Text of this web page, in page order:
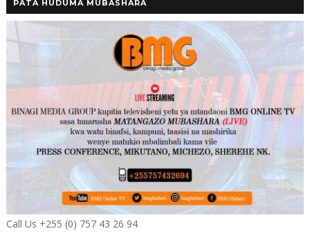
PATA HUDUMA MUBASHARA
Call Us +255 (0) 757 43 26 94